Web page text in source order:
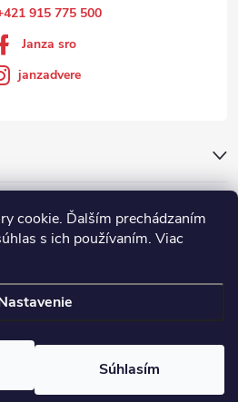
cookie. Ďalším prechádzaním
s ich používaním. Viac
Súhlasím
915 775 500
Janza sro
janzadvere
. Všetky práva vyhradené.